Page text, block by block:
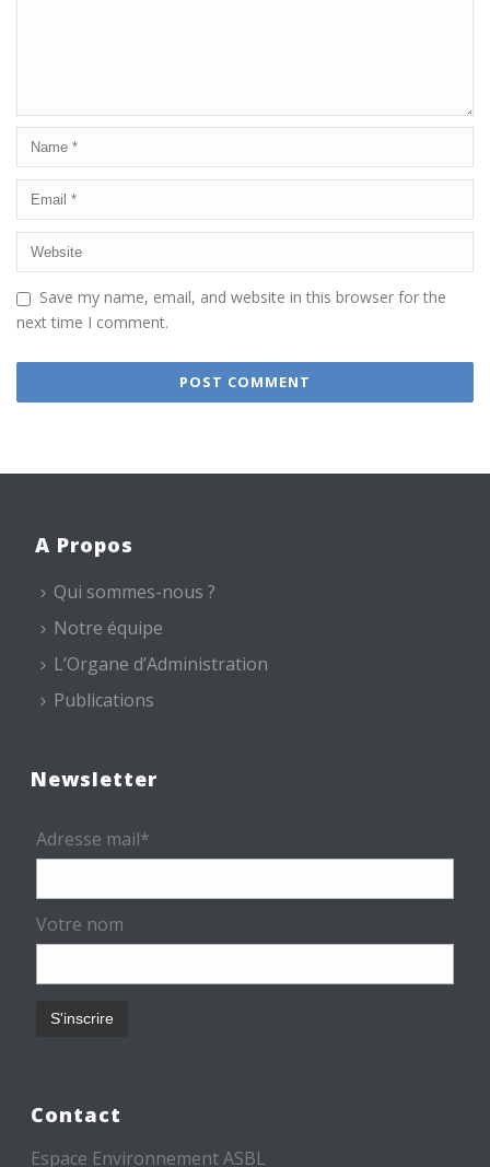
Save my name, email, and website in this browser for the
next time I comment.
A Propos
Qui sommes-nous ?
Notre équipe
L’Organe d’Administration
Publications
Newsletter
Adresse mail*
Votre nom
Contact
Espace Environnement ASBL